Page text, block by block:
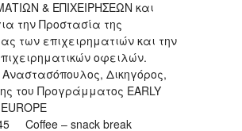
& ΕΠΙΧΕΙΡΗΣΕΩΝ και
την Προστασία της
των επιχειρηματιών και την
οφειλών.
Δικηγόρος,
του Προγράμματος EARLY
45 Coffee – snack break